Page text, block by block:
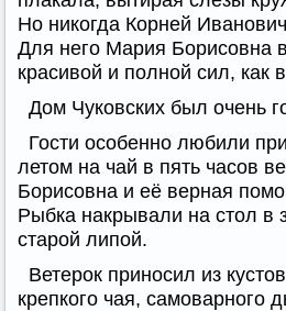
Но никогда Корней
Для него Мария Борисовна
красивой и полной сил, как
Дом Чуковских был очень
Гости особенно любили
летом на чай в пять часов
Борисовна и её верная
Рыбка накрывали на стол в
старой липой.
Ветерок приносил из
крепкого чая, самоварного